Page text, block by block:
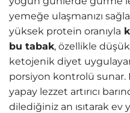
yemeğe ulaşmanızı
yüksek protein oranıyla
bu tabak, özellikle
ketojenik diyet
porsiyon kontrolü
yapay lezzet artırıcı
dilediğiniz an ısıtarak ev